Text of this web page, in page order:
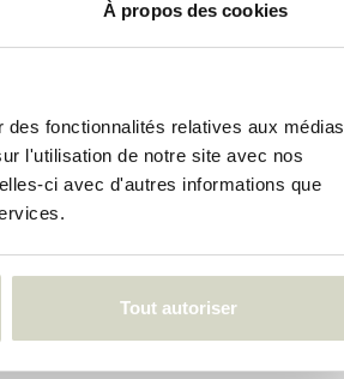
À propos des cookies
fonctionnalités relatives aux médias
l'utilisation de notre site avec nos
ci avec d'autres informations que
Tout autoriser